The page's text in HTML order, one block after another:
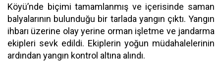
Köyü’nde biçimi tamamlanmış ve içerisinde saman
balyalarının bulunduğu bir tarlada yangın çıktı. Yangın
ihbarı üzerine olay yerine orman işletme ve jandarma
ekipleri sevk edildi. Ekiplerin yoğun müdahalelerinin
ardından yangın kontrol altına alındı.